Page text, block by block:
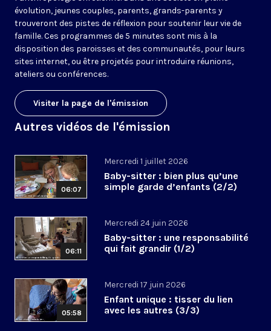
évolution, jeunes couples, parents, grands-parents y
trouveront des pistes de réflexion pour soutenir leur vie de
famille. Ces programmes de 5 minutes sont mis à la
disposition des paroisses et des communautés, pour leurs
sites internet, ou être projetés pour introduire réunions,
ateliers ou conférences.
Visiter la page de l'émission
Autres vidéos de l'émission
06:07
Mercredi 1 juillet 2026
Baby-sitter : bien plus qu’une
simple garde d’enfants (2/2)
06:11
Mercredi 24 juin 2026
Baby-sitter : une responsabilité
qui fait grandir (1/2)
05:58
Mercredi 17 juin 2026
Enfant unique : tisser du lien
avec les autres (3/3)